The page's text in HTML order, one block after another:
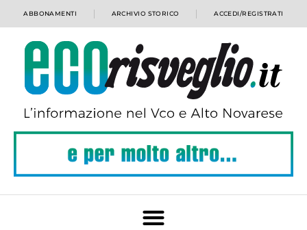
ABBONAMENTI ARCHIVIO STORICO ACCEDI/REGISTRATI